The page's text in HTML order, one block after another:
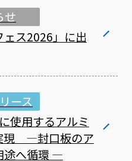
せ
ェス2026」に出
ース
使用するアルミ
現 ―封口板のア
途へ循環 ―